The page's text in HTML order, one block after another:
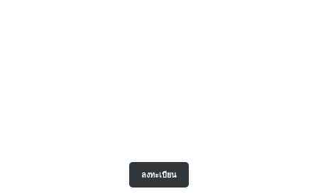
ลงทะเบียน